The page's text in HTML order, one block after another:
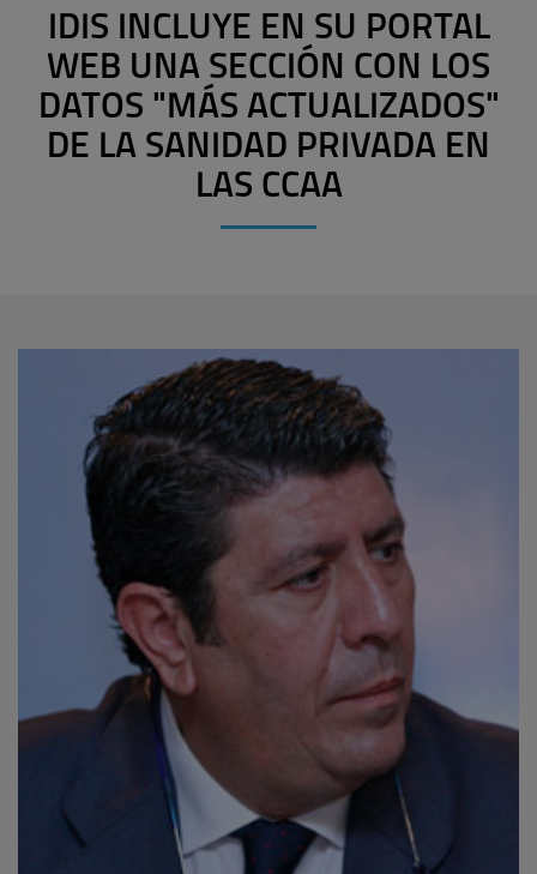
IDIS INCLUYE EN SU PORTAL
WEB UNA SECCIÓN CON LOS
DATOS "MÁS ACTUALIZADOS"
DE LA SANIDAD PRIVADA EN
LAS CCAA